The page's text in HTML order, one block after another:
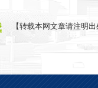
【转载本网文章请注明出